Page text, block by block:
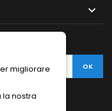

migliorare
la nostra